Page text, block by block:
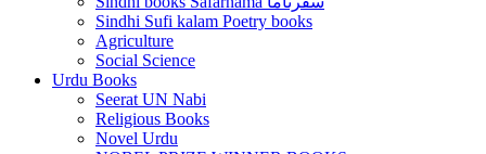
Sindhi Sufi kalam Poetry books
Agriculture
Social Science
Urdu Books
Seerat UN Nabi
Religious Books
Novel Urdu